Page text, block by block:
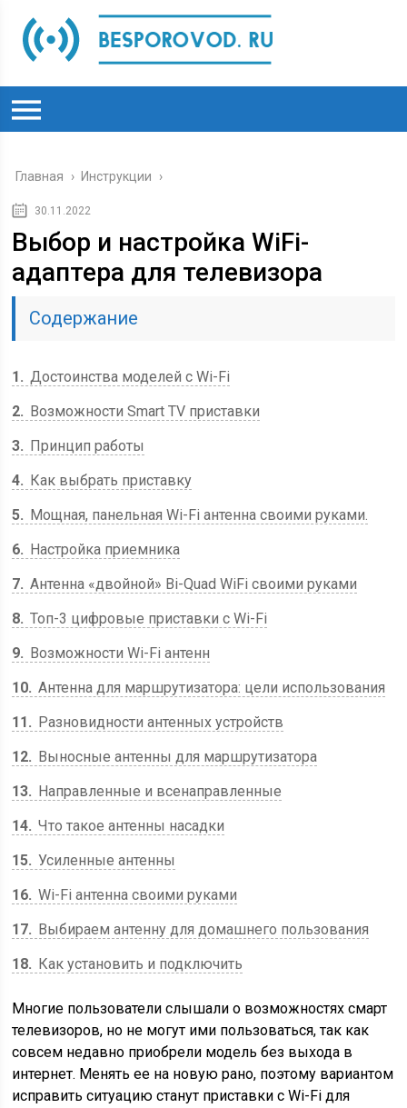
Главная › Инструкции ›
30.11.2022
Выбор и настройка WiFi-
адаптера для телевизора
Содержание
1
Достоинства моделей с Wi-Fi
2
Возможности Smart TV приставки
3
Принцип работы
4
Как выбрать приставку
5
Мощная, панельная Wi-Fi антенна своими руками.
6
Настройка приемника
7 Антенна «двойной» Bi-Quad WiFi своими руками
8 Топ-3 цифровые приставки с Wi-Fi
9
Возможности Wi-Fi антенн
10 Антенна для маршрутизатора: цели использования
11
Разновидности антенных устройств
12
Выносные антенны для маршрутизатора
13
Направленные и всенаправленные
14 Что такое антенны насадки
15 Усиленные антенны
16 Wi-Fi антенна своими руками
17
Выбираем антенну для домашнего пользования
18
Как установить и подключить
Многие пользователи слышали о возможностях смарт
телевизоров, но не могут ими пользоваться, так как
совсем недавно приобрели модель без выхода в
интернет. Менять ее на новую рано, поэтому вариантом
исправить ситуацию станут приставки c Wi-Fi для